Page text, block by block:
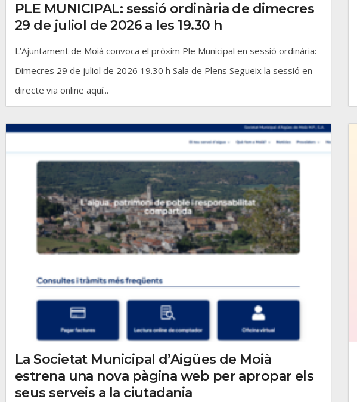
PLE MUNICIPAL: sessió ordinària de dimecres
29 de juliol de 2026 a les 19.30 h
L’Ajuntament de Moià convoca el pròxim Ple Municipal en sessió ordinària:
Dimecres 29 de juliol de 2026 19.30 h Sala de Plens Segueix la sessió en
directe via online aquí...
La Societat Municipal d’Aigües de Moià
estrena una nova pàgina web per apropar els
seus serveis a la ciutadania